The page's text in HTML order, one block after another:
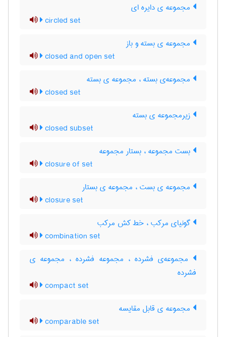
مجموعه ی دایره ای
circled set
مجموعه ی بسته و باز
closed and open set
مجموعه‌ی بسته ، مجموعه ی بسته
closed set
زیرمجموعه ی بسته
closed subset
بست مجموعه ، بستار مجموعه
closure of set
مجموعه ی بست ، مجموعه ی بستار
closure set
گونیای مرکب ، خط کش مرکب
combination set
مجموعه‌ی فشرده ، مجموعه فشرده ، مجموعه ی
فشرده
compact set
مجموعه ی قابل مقایسه
comparable set